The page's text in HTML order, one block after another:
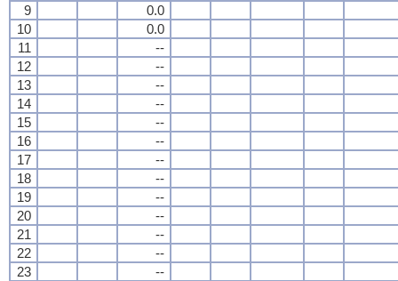
9
0.0
10
0.0
11
--
12
--
13
--
14
--
15
--
16
--
17
--
18
--
19
--
20
--
21
--
22
--
23
--